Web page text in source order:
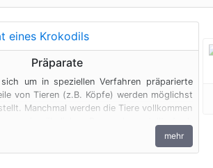
Präparate
um in speziellen Verfahren präparierte
von Tieren (z.B. Köpfe) werden möglichst
Manchmal werden die Tiere vollkommen
den artenschutzrechtlichen
privaten Einfuhren zum persönlichen
mehr